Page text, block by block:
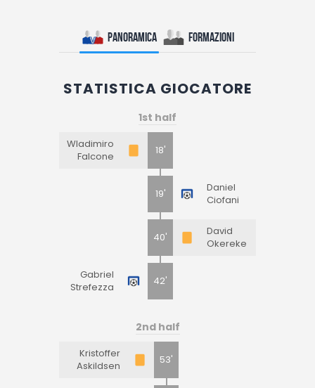
Panoramica Formazioni
STATISTICA GIOCATORE
1st half
Wladimiro
Falcone
18'
19'
Daniel
Ciofani
40'
David
Okereke
Gabriel
Strefezza
42'
2nd half
Kristoffer
Askildsen
53'